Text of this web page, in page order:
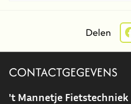
Delen
CONTACTGEGEVENS
't Mannetje Fietstechniek